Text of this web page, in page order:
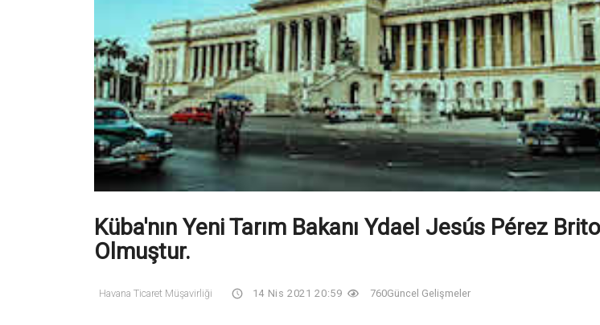
Küba'nın Yeni Tarım Bakanı Ydael Jesús Pérez Brito
Olmuştur.
Havana Ticaret Müşavirliği 14 Nis 2021 20:59 760Güncel Gelişmeler